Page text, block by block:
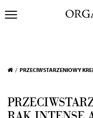
Sprawdź dostępność w
PRZECIWSTARZENIOWY